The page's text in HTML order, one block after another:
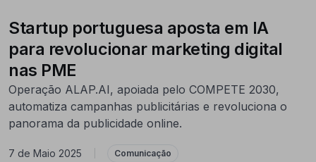
Startup portuguesa aposta em IA
para revolucionar marketing digital
nas PME
Operação ALAP.AI, apoiada pelo COMPETE 2030,
automatiza campanhas publicitárias e revoluciona o
panorama da publicidade online.
7 de Maio 2025 Comunicação